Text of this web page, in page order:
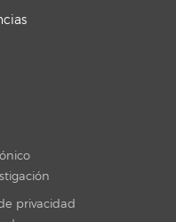
privacidad